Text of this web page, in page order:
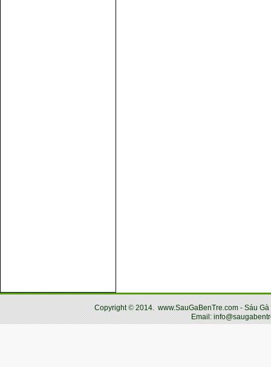
Copyright© 2014. www.SauGaBenTre.com - Sáu
Email: